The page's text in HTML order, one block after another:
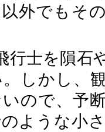
外でもそ
行士を隕石
しかし、
ので、予
ような小